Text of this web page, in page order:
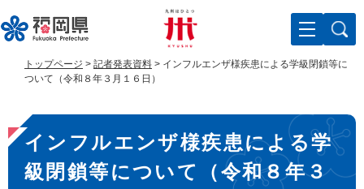
ー
ジ
す
。
ニ
ュ
し
て
トップページ > 記者発表資料 > インフルエンザ様疾患による学級閉鎖等に
ついて（令和８年３月１６日）
本
文
インフルエンザ様疾患による学
級閉鎖等について（令和８年３